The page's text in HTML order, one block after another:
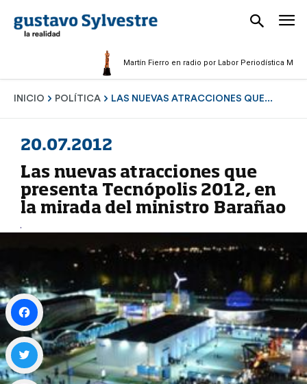
Martín Fierro en radio por Labor Periodística Masculina
INICIO POLÍTICA LAS NUEVAS ATRACCIONES QUE...
20.07.2012
Las nuevas atracciones que
presenta Tecnópolis 2012, en
la mirada del ministro Barañao
Facebook